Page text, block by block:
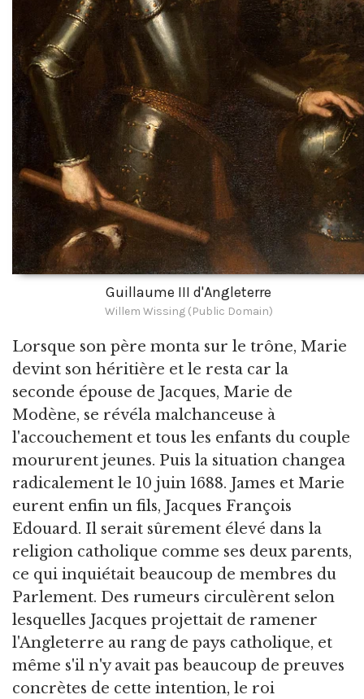
Guillaume III d'Angleterre
Willem Wissing (Public Domain)
Lorsque son père monta sur le trône, Marie
devint son héritière et le resta car la
seconde épouse de Jacques, Marie de
Modène, se révéla malchanceuse à
l'accouchement et tous les enfants du couple
moururent jeunes. Puis la situation changea
radicalement le 10 juin 1688. James et Marie
eurent enfin un fils, Jacques François
Edouard. Il serait sûrement élevé dans la
religion catholique comme ses deux parents,
ce qui inquiétait beaucoup de membres du
Parlement. Des rumeurs circulèrent selon
lesquelles Jacques projettait de ramener
l'Angleterre au rang de pays catholique, et
même s'il n'y avait pas beaucoup de preuves
concrètes de cette intention, le roi